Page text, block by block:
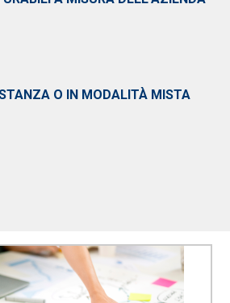
O IN MODALITÀ MISTA